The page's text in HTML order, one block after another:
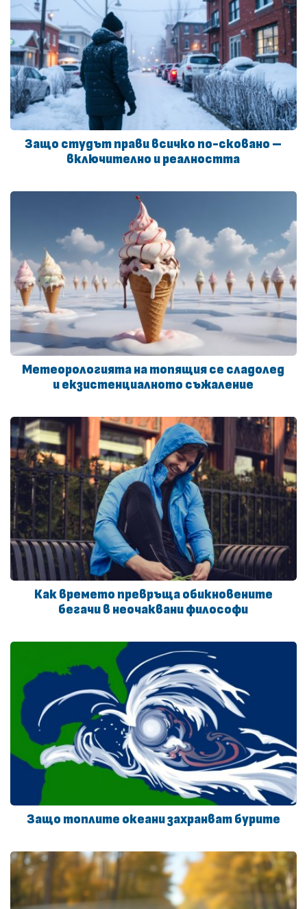
Защо студът прави всичко по-сковано –
включително и реалността
Метеорологията на топящия се сладолед
и екзистенциалното съжаление
Как времето превръща обикновените
бегачи в неочаквани философи
Защо топлите океани захранват бурите